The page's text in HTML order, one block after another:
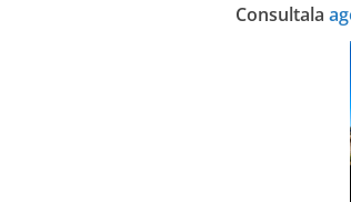
Consultala